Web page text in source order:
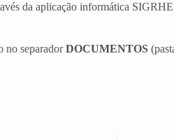
da aplicação informática
no separadorDOCUMENTOS